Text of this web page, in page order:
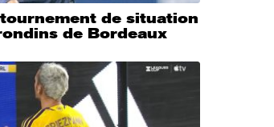
de situation
de Bordeaux